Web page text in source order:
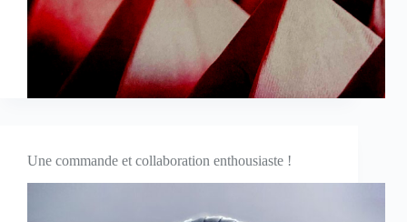
Une commande et collaboration enthousiaste !